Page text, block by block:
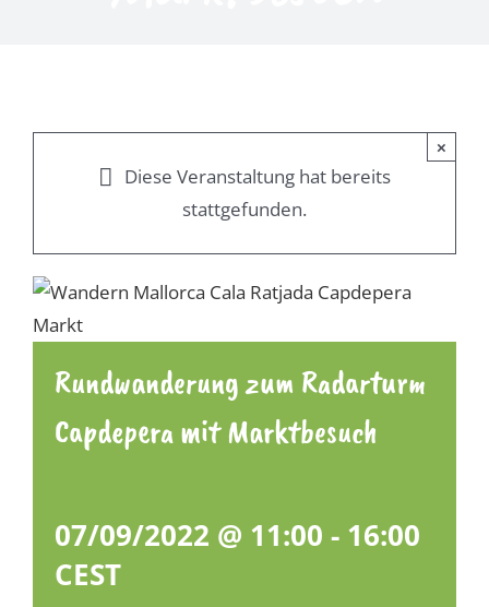
×
Diese Veranstaltung hat bereits
stattgefunden.
Rundwanderung zum Radarturm
Capdepera mit Marktbesuch
07/09/2022 @ 11:00 - 16:00
CEST